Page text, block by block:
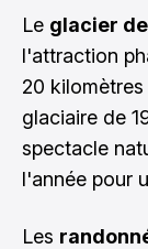
Le glacier
l'attraction
20
glaciaire de
spectacle
l'année pour
Les